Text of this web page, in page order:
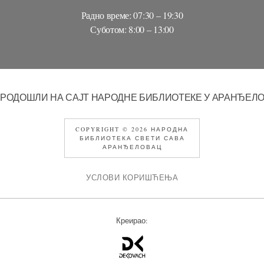
Радно време: 07:30 – 19:30
Суботом: 8:00 – 13:00
НА САЈТ НАРОДНЕ БИБЛИОТЕКЕ У
COPYRIGHT © 2026 НАРОДНА
БИБЛИОТЕКА СВЕТИ САВА
АРАНЂЕЛОВАЦ
УСЛОВИ КОРИШЋЕЊА
Креирао: